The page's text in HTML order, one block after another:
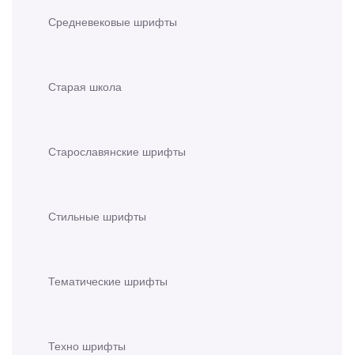
Средневековые шрифты
Старая школа
Старославянские шрифты
Стильные шрифты
Тематические шрифты
Техно шрифты